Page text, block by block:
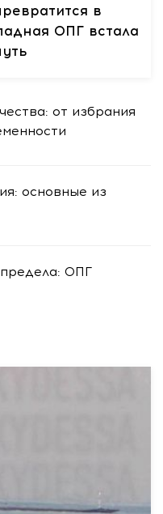
в
ОПГ встала
от избрания
основные из
ОПГ